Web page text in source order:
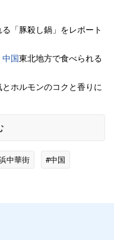
「豚殺し鍋」をレポート
中国東北地方で食べられる
ホルモンのコクと香りに
中華街
#中国